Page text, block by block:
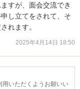
すが、面会交流でき
し立てをされて、そ
れます。
2025年4月14日 18:50
用いただくようお願いい